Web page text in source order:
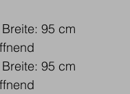
95 cm
95 cm